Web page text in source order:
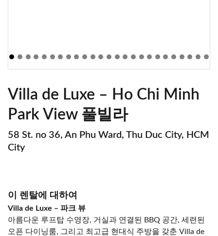
Villa de Luxe – Ho Chi Minh
Park View 풀빌라
58 St. no 36, An Phu Ward, Thu Duc City, HCM
City
이 렌탈에 대하여
Villa de Luxe – 파크 뷰
아름다운 루프탑 수영장, 거실과 연결된 BBQ 공간, 세련된
오픈 다이닝룸, 그리고 최고급 현대식 주방을 갖춘 Villa de